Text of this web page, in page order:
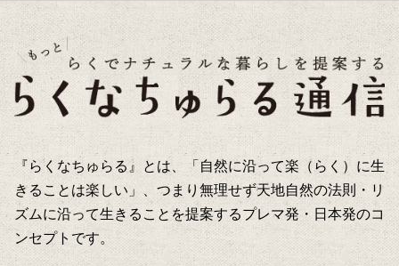
『らくなちゅらる』とは、「自然に沿って楽（らく）に生
きることは楽しい」、つまり無理せず天地自然の法則・リ
ズムに沿って生きることを提案するプレマ発・日本発のコ
ンセプトです。